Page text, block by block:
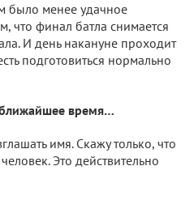
было менее удачное
что финал батла снимается
И день накануне проходит
подготовиться нормально
ближайшее время…
имя. Скажу только, что
Это действительно